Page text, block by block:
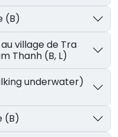
(B)
Thanh (B, L)
(B)